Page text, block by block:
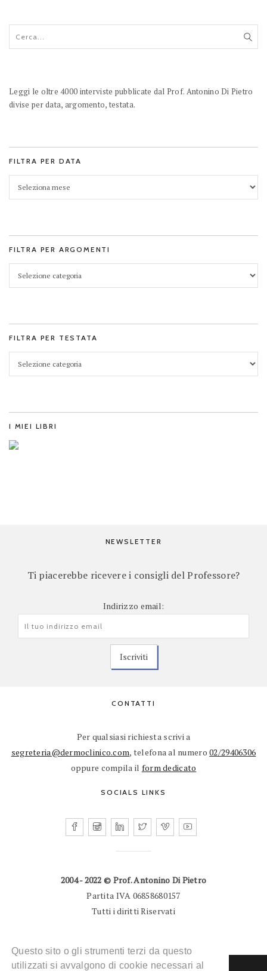
Questo sito o gli strumenti terzi da questo
utilizzati si avvalgono di cookie necessari al
Leggi le oltre 4000 interviste pubblicate dal Prof. Antonino Di Pietro
divise per data, argomento, testata.
FILTRA PER DATA
FILTRA PER ARGOMENTI
FILTRA PER TESTATA
I MIEI LIBRI
NEWSLETTER
Ti piacerebbe ricevere i consigli del Professore?
Indirizzo email:
CONTATTI
Per qualsiasi richiesta scrivi a
segreteria@dermoclinico.com, telefona al numero02/29406306
oppure compila il form dedicato
SOCIALS LINKS
2004 - 2022 © Prof. Antonino Di Pietro
Partita IVA 06858680157
Tutti i diritti Riservati